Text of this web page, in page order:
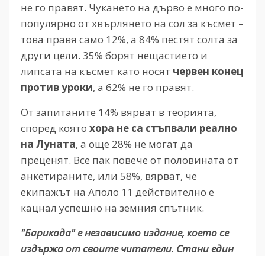
не го правят. Чукането на дърво е много по-
популярно от хвърлянето на сол за късмет –
това правя само 12%, а 84% пестят солта за
други цели. 35% борят нещастието и
липсата на късмет като носят червен конец
против уроки, а 62% не го правят.
От запитаните 14% вярват в теорията,
според която хора не са стъпвали реално
на Луната, а още 28% не могат да
преценят. Все пак повече от половината от
анкетираните, или 58%, вярват, че
екипажът на Аполо 11 действително е
кацнал успешно на земния спътник.
"Барикада" е независимо издание, което се
издържа от своите читатели. Стани един